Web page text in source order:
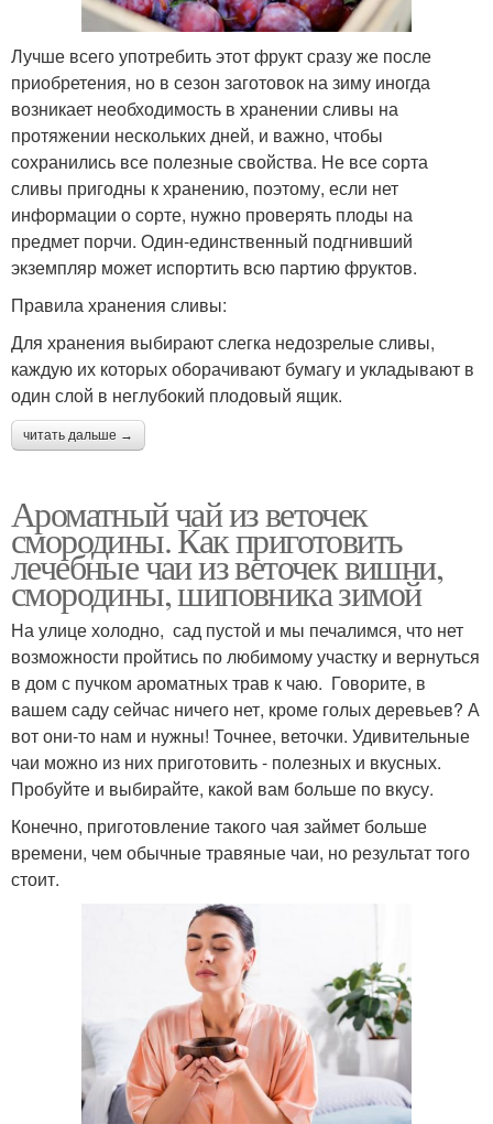
Лучше всего употребить этот фрукт сразу же после
приобретения, но в сезон заготовок на зиму иногда
возникает необходимость в хранении сливы на
протяжении нескольких дней, и важно, чтобы
сохранились все полезные свойства. Не все сорта
сливы пригодны к хранению, поэтому, если нет
информации о сорте, нужно проверять плоды на
предмет порчи. Один-единственный подгнивший
экземпляр может испортить всю партию фруктов.
Правила хранения сливы:
Для хранения выбирают слегка недозрелые сливы,
каждую их которых оборачивают бумагу и укладывают в
один слой в неглубокий плодовый ящик.
читать дальше →
Ароматный чай из веточек
смородины. Как приготовить
лечебные чаи из веточек вишни,
смородины, шиповника зимой
На улице холодно, сад пустой и мы печалимся, что нет
возможности пройтись по любимому участку и вернуться
в дом с пучком ароматных трав к чаю. Говорите, в
вашем саду сейчас ничего нет, кроме голых деревьев? А
вот они-то нам и нужны! Точнее, веточки. Удивительные
чаи можно из них приготовить - полезных и вкусных.
Пробуйте и выбирайте, какой вам больше по вкусу.
Конечно, приготовление такого чая займет больше
времени, чем обычные травяные чаи, но результат того
стоит.